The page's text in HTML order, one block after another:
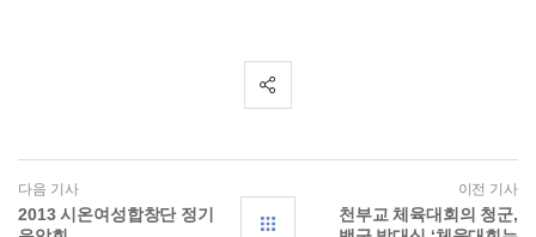
다음 기사
2013 시온여성합창단 정기
이전 기사
천부교 체육대회의 청군,